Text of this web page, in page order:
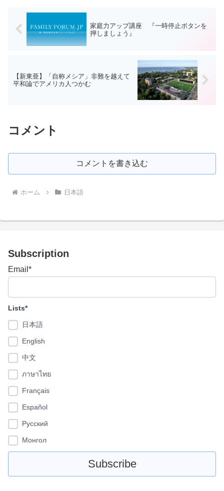
家庭力アップ講座 『一時停止ボタンを
押しましょう』
【新東亜】「自称メシア」非難を越えて
平和論でアメリカ人つかむ
コメント
コメントを書き込む
ホーム 日本語
Subscription
Email*
Lists*
日本語
English
中文
ภาษาไทย
Français
Español
Pусский
Монгол